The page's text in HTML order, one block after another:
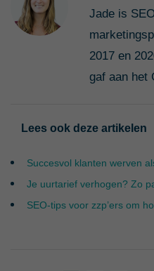
Jade is
2017 en
gaf aan het
Lees ook deze artikelen
Succesvol klanten werven
Je uurtarief verhogen? Zo
SEO-tips voor zzp’ers om